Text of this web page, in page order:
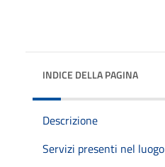
INDICE DELLA PAGINA
Descrizione
Servizi presenti nel luogo